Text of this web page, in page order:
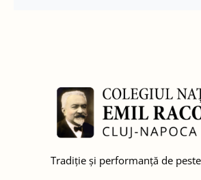
Tradiție și performanță de